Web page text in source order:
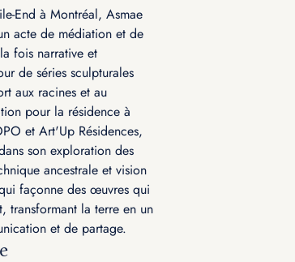
End à Montréal, Asmae
acte de médiation et de
fois narrative et
de séries sculpturales
aux racines et au
pour la résidence à
et Art'Up Résidences,
son exploration des
ancestrale et vision
façonne des œuvres qui
transformant la terre en un
et de partage.